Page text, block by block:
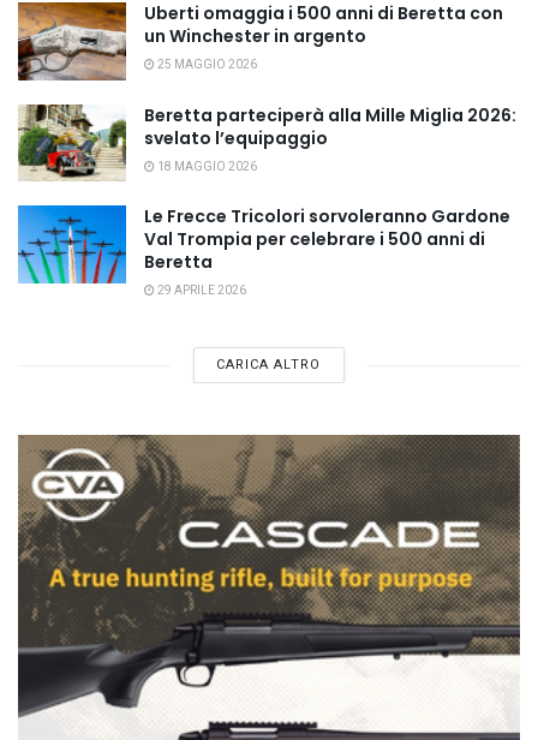
Uberti omaggia i 500 anni di Beretta con
un Winchester in argento
25 MAGGIO 2026
Beretta parteciperà alla Mille Miglia 2026:
svelato l’equipaggio
18 MAGGIO 2026
Le Frecce Tricolori sorvoleranno Gardone
Val Trompia per celebrare i 500 anni di
Beretta
29 APRILE 2026
CARICA ALTRO